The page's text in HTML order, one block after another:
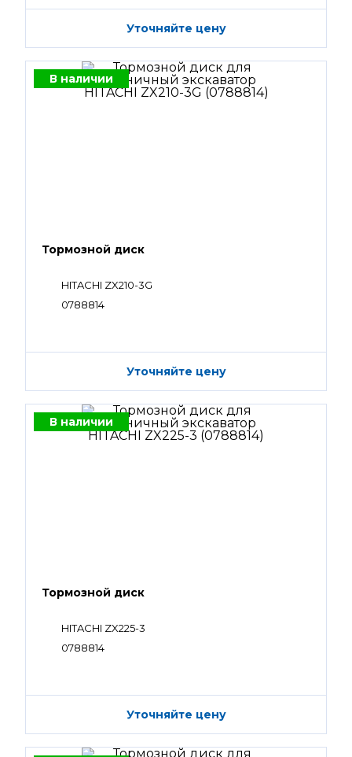
Уточняйте цену
В наличии
Тормозной диск
HITACHI ZX210-3G
0788814
Уточняйте цену
В наличии
Тормозной диск
HITACHI ZX225-3
0788814
Уточняйте цену